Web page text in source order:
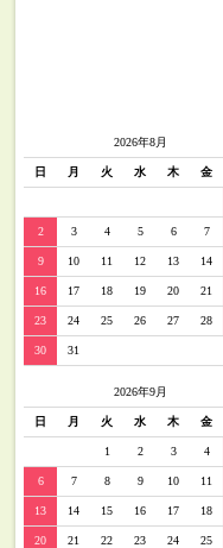
2026年8月
日 月 火 水 木 金
2 3 4 5 6 7
9 10 11 12 13 14
16 17 18 19 20 21
23 24 25 26 27 28
30 31
2026年9月
日 月 火 水 木 金
1 2 3 4
6 7 8 9 10 11
13 14 15 16 17 18
20 21 22 23 24 25